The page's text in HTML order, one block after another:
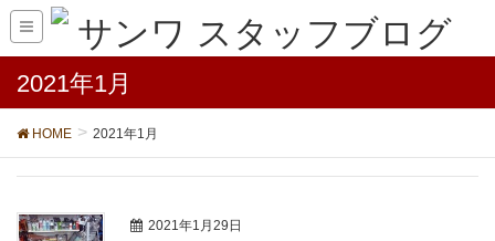
2021年1月
HOME 2021年1月
2021年1月29日